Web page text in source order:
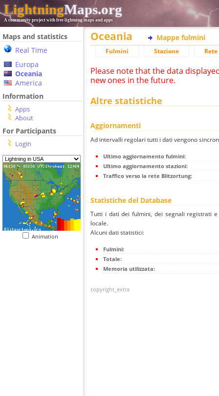
LightningMaps.org
A community project with free lightning maps and apps
Maps and statistics
Real Time
Europa
Oceania
America
Information
Apps
About
For Participants
Login
Animation
Oceania Mappe fulmini
Fulmini Stazione
Please note that the data
new ones in the future.
Altre statistiche
Aggiornamenti
Ad intervalli regolari tutti i dati vengono
Ultimo aggiornamento fulmini:
Ultimo aggiornamento stazioni:
Traffico verso la rete Blitzortung:
Statistiche del Database
Tutti i dati dei fulmini, dei segnali registrati
locale.
Alcuni dati statistici:
Fulmini:
Totale:
Memoria utilizzata:
copyright_extra